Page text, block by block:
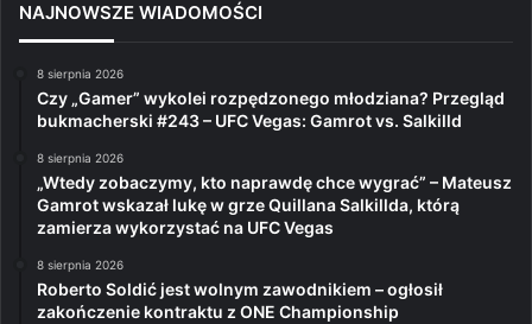
NAJNOWSZE WIADOMOŚCI
8 sierpnia 2026
Czy „Gamer” wykolei rozpędzonego młodziana? Przegląd
bukmacherski #243 – UFC Vegas: Gamrot vs. Salkilld
8 sierpnia 2026
„Wtedy zobaczymy, kto naprawdę chce wygrać” – Mateusz
Gamrot wskazał lukę w grze Quillana Salkillda, którą
zamierza wykorzystać na UFC Vegas
8 sierpnia 2026
Roberto Soldić jest wolnym zawodnikiem – ogłosił
zakończenie kontraktu z ONE Championship